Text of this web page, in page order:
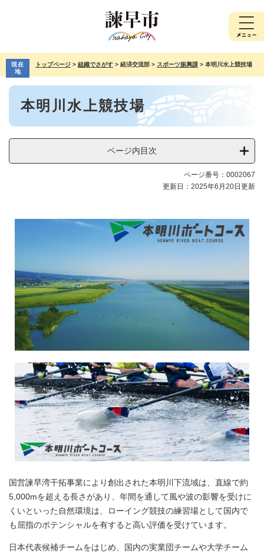
先
で
す。
を
ば
現在
地
トップページ > 組織でさがす > 経済交流部 > スポーツ振興課 > 本明川水上競技場
本
本明川水上競技場
ページ内目次
ページ番号：0002067
更新日：2025年6月20日更新
国営諫早湾干拓事業により創出された本明川下流域は、直線で約
5,000mを超える長さがあり、年間を通して風や波の影響を受けに
くいといった自然環境は、ローイング競技の練習場として国内で
も屈指のポテンシャルを有すると高い評価を受けています。
日本代表候補チームをはじめ、国内の実業団チームや大学チーム